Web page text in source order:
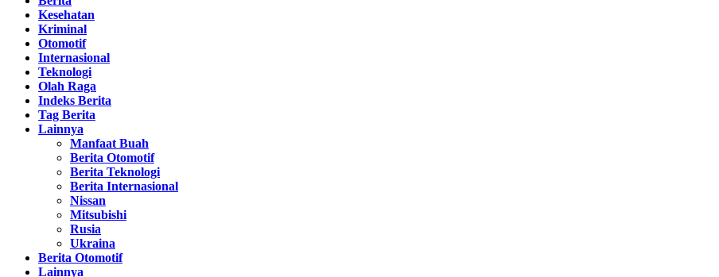
Kesehatan
Kriminal
Otomotif
Internasional
Teknologi
Olah Raga
Indeks Berita
Tag Berita
Lainnya
Manfaat Buah
Berita Otomotif
Berita Teknologi
Berita Internasional
Nissan
Mitsubishi
Rusia
Ukraina
Berita Otomotif
Lainnya